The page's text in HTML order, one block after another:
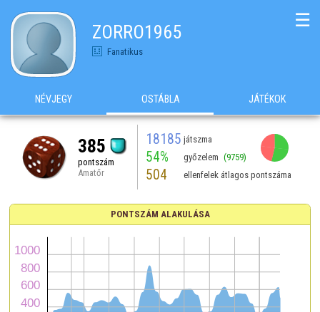
ZORRO1965
Fanatikus
☰
NÉVJEGY OSTÁBLA JÁTÉKOK
385
pontszám
Amatőr
18185 játszma
54% győzelem (9759)
504 ellenfelek átlagos pontszáma
PONTSZÁM ALAKULÁSA